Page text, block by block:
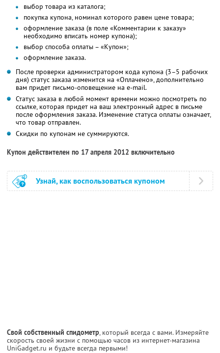
выбор товара из каталога;
покупка купона, номинал которого равен цене товара;
оформление заказа (в поле «Комментарии к заказу»
необходимо вписать номер купона);
выбор способа оплаты – «Купон»;
оформление заказа.
После проверки администратором кода купона (3–5 рабочих
дня) статус заказа изменится на «Оплачено», дополнительно
вам придет письмо-оповещение на e-mail.
Статус заказа в любой момент времени можно посмотреть по
ссылке, которая придет на ваш электронный адрес в письме
после оформления заказа. Изменение статуса оплаты означает,
что товар отправлен.
Скидки по купонам не суммируются.
Купон действителен по 17 апреля 2012 включительно
Узнай, как воспользоваться купоном
Свой собственный спидометр, который всегда с вами. Измеряйте
скорость своей жизни с помощью часов из интернет-магазина
UniGadget.ru и будьте всегда первыми!